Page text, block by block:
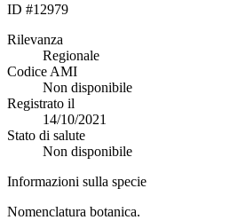
ID #12979
Rilevanza
Regionale
Codice AMI
Non disponibile
Registrato il
14/10/2021
Stato di salute
Non disponibile
Informazioni sulla specie
Nomenclatura botanica.